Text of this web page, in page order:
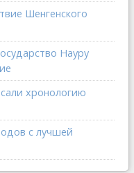
Шенгенского
Науру
хронологию
с лучшей